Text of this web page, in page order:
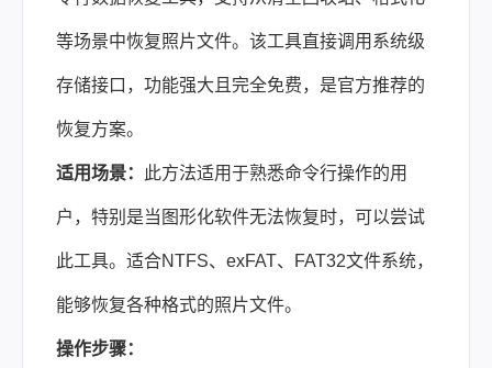
等场景中恢复照片文件。该工具直接调用系统级
存储接口，功能强大且完全免费，是官方推荐的
恢复方案。
适用场景： 此方法适用于熟悉命令行操作的用
户，特别是当图形化软件无法恢复时，可以尝试
此工具。适合NTFS、exFAT、FAT32文件系统，
能够恢复各种格式的照片文件。
操作步骤：